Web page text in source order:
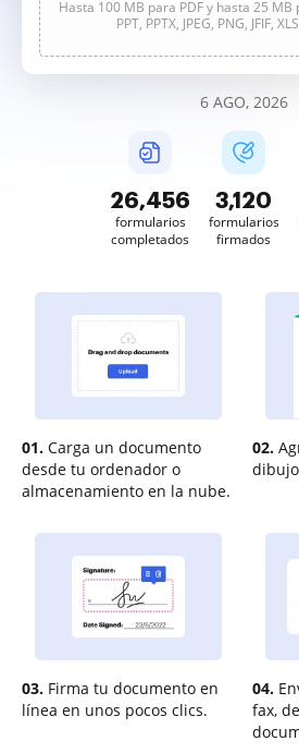
Hasta 100 MB para PDF y hasta 25 MB
PPT, PPTX, JPEG, PNG, JFIF,
6 AGO, 2026
26,458
formularios
completados
3,120
formularios
firmados
01. Carga un documento
desde tu ordenador o
almacenamiento en la nube.
02.
03. Firma tu documento en
línea en unos pocos clics.
04.
fax,